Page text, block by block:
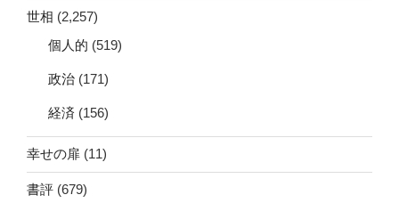
世相 (2,257)
個人的 (519)
政治 (171)
経済 (156)
幸せの扉 (11)
書評 (679)